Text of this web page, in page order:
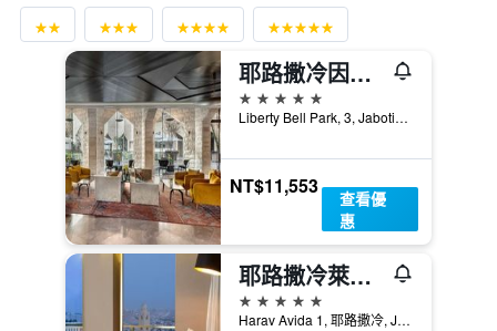
耶路撒冷因巴爾酒店
5星級
Liberty Bell Park, 3, Jabotinsky St., 耶路撒冷, Jerusalem District, 以色列
NT$11,553
查看優
惠
耶路撒冷萊昂納多廣場酒店
5星級
Harav Avida 1, 耶路撒冷, Jerusalem District, 以色列